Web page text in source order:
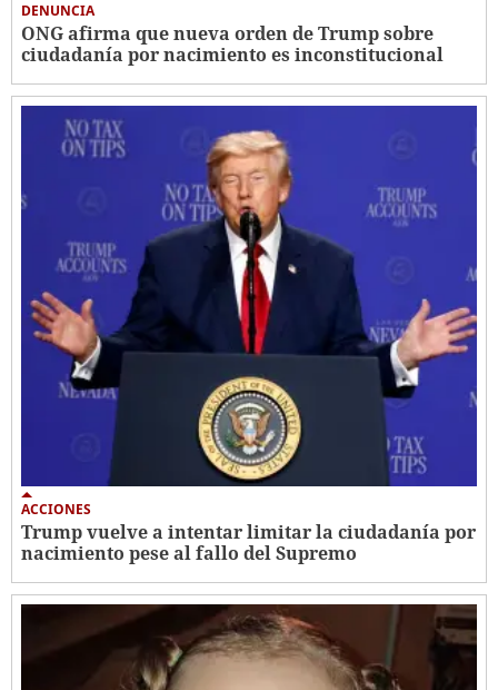
DENUNCIA
ONG afirma que nueva orden de Trump sobre
ciudadanía por nacimiento es inconstitucional
ACCIONES
Trump vuelve a intentar limitar la ciudadanía por
nacimiento pese al fallo del Supremo